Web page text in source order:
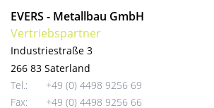
EVERS - Metallbau GmbH
Vertriebspartner
Industriestraße 3
266 83 Saterland
Tel.:
+49 (0) 4498 9256 69
Fax:
+49 (0) 4498 9256 66